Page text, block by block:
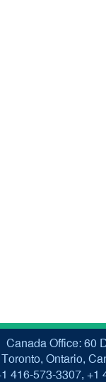
Canada Office: 60
Toronto, Ontario,
416-573-3307, +1